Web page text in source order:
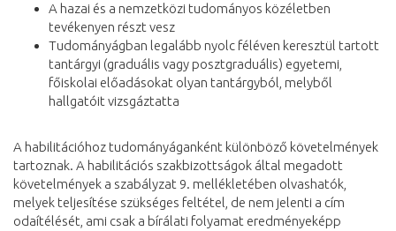
A hazai és a nemzetközi tudományos közéletben
tevékenyen részt vesz
Tudományágban legalább nyolc féléven keresztül tartott
tantárgyi (graduális vagy posztgraduális) egyetemi,
főiskolai előadásokat olyan tantárgyból, melyből
hallgatóit vizsgáztatta
A habilitációhoz tudományáganként különböző követelmények
tartoznak. A habilitációs szakbizottságok által megadott
követelmények a szabályzat 9. mellékletében olvashatók,
melyek teljesítése szükséges feltétel, de nem jelenti a cím
odaítélését, ami csak a bírálati folyamat eredményeképp